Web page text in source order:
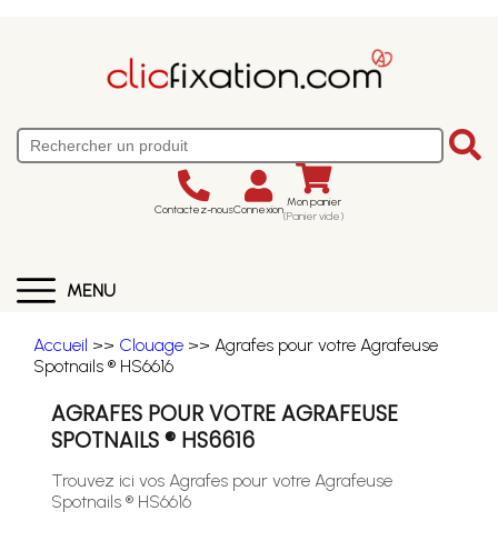
Contactez-nousConnexion Mon panier
(Panier vide)
MENU
Accueil >> Clouage >> Agrafes pour votre Agrafeuse
Spotnails ® HS6616
AGRAFES POUR VOTRE AGRAFEUSE
SPOTNAILS ® HS6616
Trouvez ici vos Agrafes pour votre Agrafeuse
Spotnails ® HS6616